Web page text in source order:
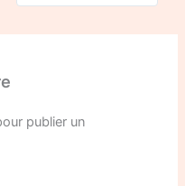
publier un